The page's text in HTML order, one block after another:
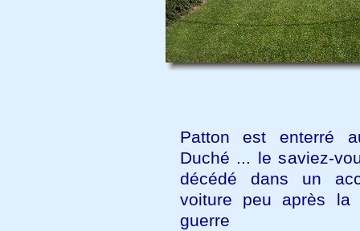
Patton est enterré
Duché ... le saviez-
décédé dans un
voiture peu après
guerre